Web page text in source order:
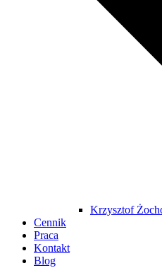
Krzysztof
Cennik
Praca
Kontakt
Blog